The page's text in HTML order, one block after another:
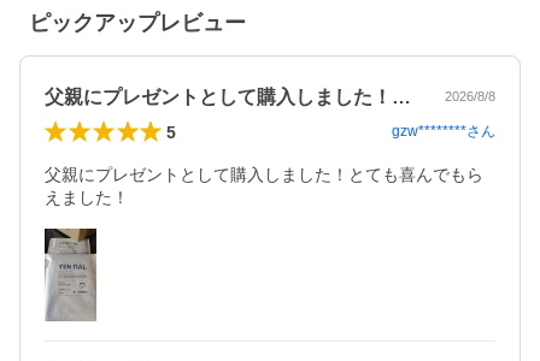
ピックアップレビュー
父親にプレゼントとして購入しました！と… 2026/8/8
5 gzw********さん
父親にプレゼントとして購入しました！とても喜んでもら
えました！